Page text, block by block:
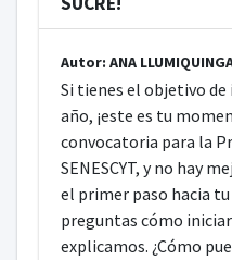
Autor: ANA
Si tienes el objetivo de
año, ¡este es tu
convocatoria para la
SENESCYT, y no hay
el primer paso hacia
preguntas cómo
explicamos. ¿Cómo